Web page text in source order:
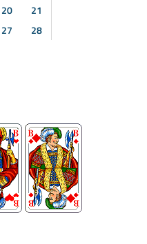
20
21
27
28